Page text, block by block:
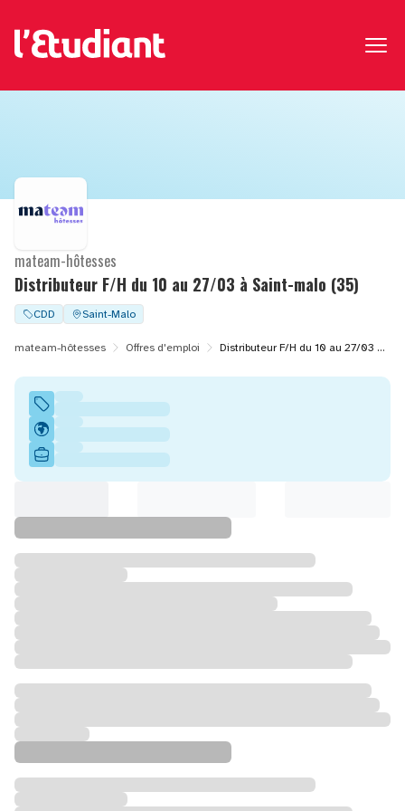
Distributeur F/H du 10 au 27/03 à Saint-malo (35)
mateam-hôtesses
CDD Saint-Malo
mateam-hôtesses Offres d'emploi Distributeur F/H du 10 au 27/03 à Saint-malo (35)